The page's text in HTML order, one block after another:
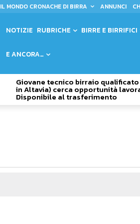
IL MONDO CRONACHE DI BIRRA ANNUNCI
NOTIZIE RUBRICHE BIRRE E BIRRIFICI
E ANCORA…
Giovane tecnico birraio
in Altavia) cerca opportunità
Disponibile al trasferimento